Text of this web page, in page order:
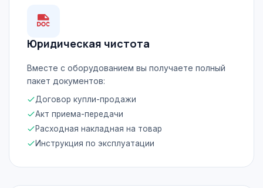
Юридическая чистота
Вместе с оборудованием вы получаете полный
пакет документов:
Договор купли-продажи
Акт приема-передачи
Расходная накладная на товар
Инструкция по эксплуатации